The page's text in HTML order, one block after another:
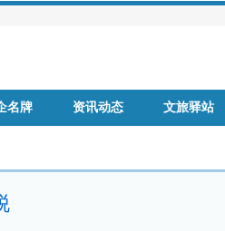
名牌 资讯动态
文旅驿站